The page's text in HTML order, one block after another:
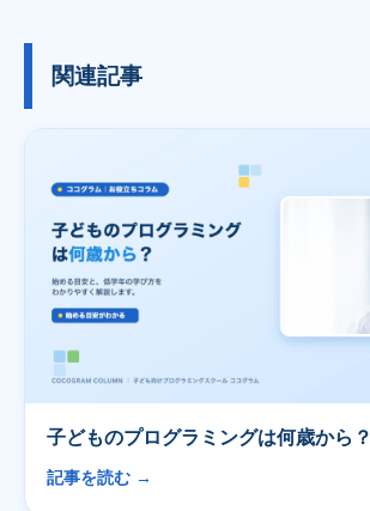
関連記事
子どものプログラミングは何歳から？
記事を読む →